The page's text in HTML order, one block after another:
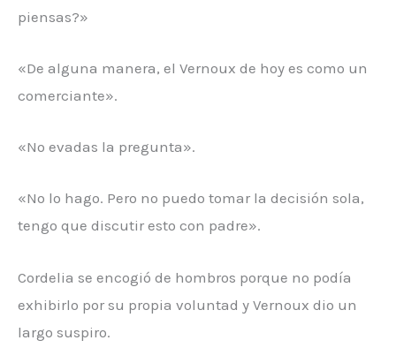
piensas?»
«De alguna manera, el Vernoux de hoy es como un
comerciante».
«No evadas la pregunta».
«No lo hago. Pero no puedo tomar la decisión sola,
tengo que discutir esto con padre».
Cordelia se encogió de hombros porque no podía
exhibirlo por su propia voluntad y Vernoux dio un
largo suspiro.